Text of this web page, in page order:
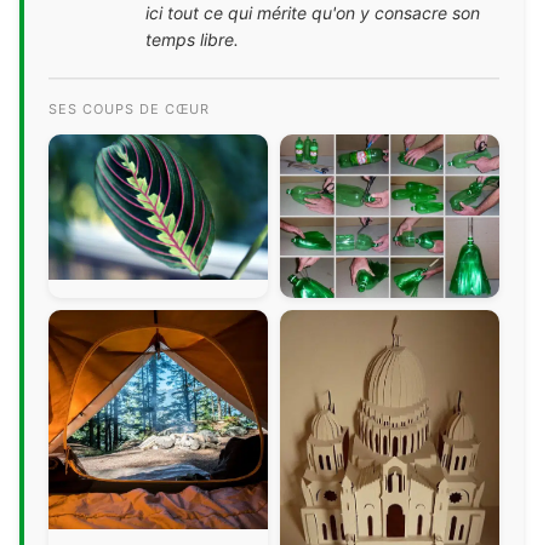
ici tout ce qui mérite qu'on y consacre son
temps libre.
SES COUPS DE CŒUR